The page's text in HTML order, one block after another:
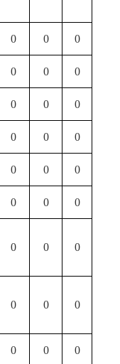
0 0 0
0 0 0
0 0 0
0 0 0
0 0 0
0 0 0
0 0 0
0 0 0
0 0 0